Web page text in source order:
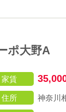
ポ大野A
家賃
住所 神奈川